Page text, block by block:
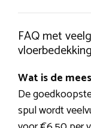
FAQ met
vloerbedekking
Wat is de
De
spul wordt